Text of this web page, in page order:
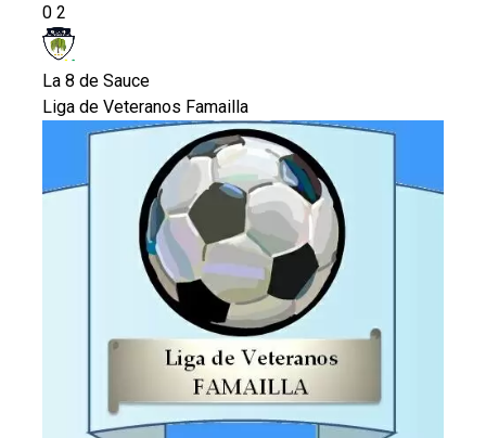
0 2
La 8 de Sauce
Liga de Veteranos Famailla